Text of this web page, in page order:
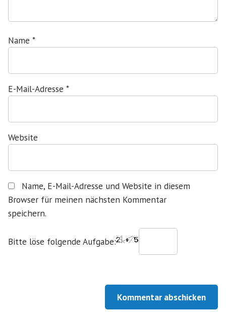
Name *
E-Mail-Adresse *
Website
Name, E-Mail-Adresse und Website in diesem
Browser für meinen nächsten Kommentar
speichern.
Bitte löse folgende Aufgabe: